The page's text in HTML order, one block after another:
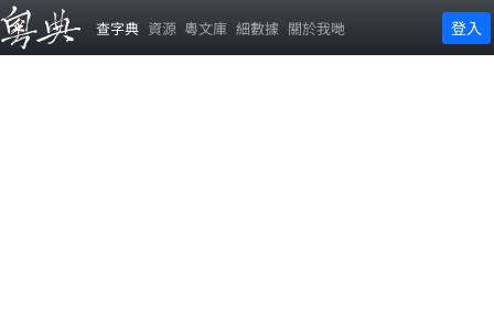
查字典 資源 粵文庫 細數據 關於我哋 登入